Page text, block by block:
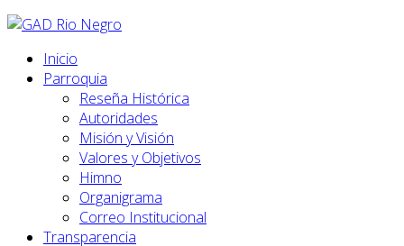
Inicio
Parroquia
Reseña Histórica
Autoridades
Misión y Visión
Valores y Objetivos
Himno
Organigrama
Correo Institucional
Transparencia